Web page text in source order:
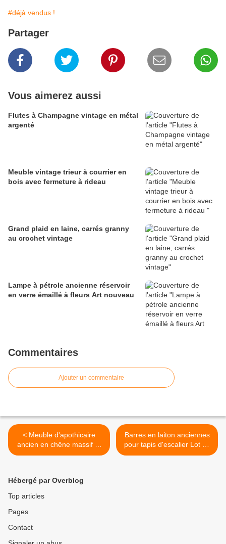
#déjà vendus !
Partager
Vous aimerez aussi
Flutes à Champagne vintage en métal
argenté
Meuble vintage trieur à courrier en
bois avec fermeture à rideau
Grand plaid en laine, carrés granny
au crochet vintage
Lampe à pétrole ancienne réservoir
en verre émaillé à fleurs Art nouveau
Commentaires
Ajouter un commentaire
< Meuble d'apothicaire
ancien en chêne massif et
marqueterie
Barres en laiton anciennes
pour tapis d'escalier Lot de
17 longueur 72 cm >
Hébergé par Overblog
Top articles
Pages
Contact